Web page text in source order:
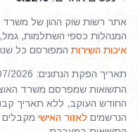
אתר רשות שוק ההון של
המנהלות כספי השתלמות, גמל,
איכות השירות המפורסם כל
תאריך הפקת הנתונים: 21/07/2026
התשואות שמפרסם משרד
החודש העוקב, ללא תאריך
הנרשמים לאזור האישי מקבלים